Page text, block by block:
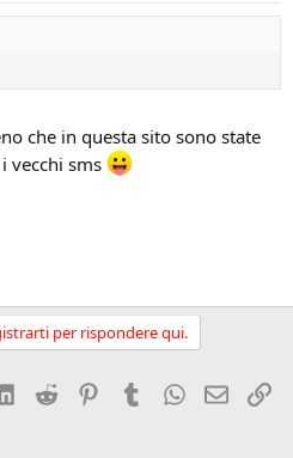
che in questa sito sono state
vecchi sms
per rispondere qui.
LinkedIn
Reddit PinterestTumblrWhatsApp
Email